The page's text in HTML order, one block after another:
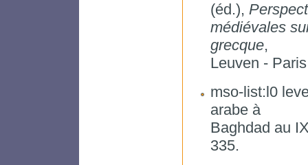
(éd.),
médiévales
grecque,
Leuven -
mso-list:l0
arabe à
Baghdad au
335.